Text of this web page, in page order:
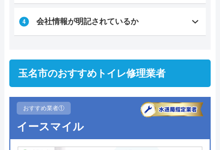
会社情報が明記されているか
玉名市のおすすめトイレ修理業者
おすすめ業者①
イースマイル